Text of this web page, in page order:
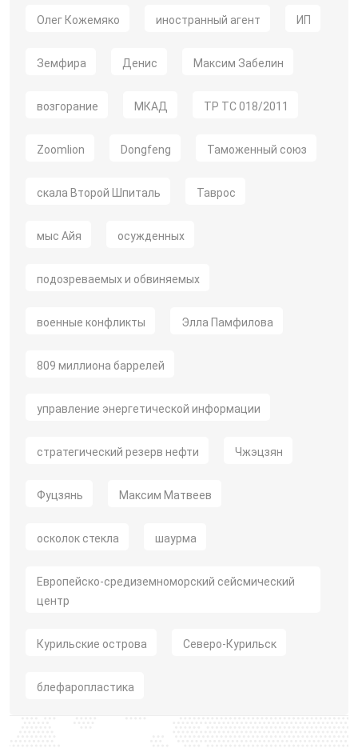
Олег Кожемяко иностранный агент ИП
Земфира Денис Максим Забелин
возгорание МКАД ТР ТС 018/2011
Zoomlion Dongfeng Таможенный союз
скала Второй Шпиталь Таврос
мыс Айя осужденных
подозреваемых и обвиняемых
военные конфликты Элла Памфилова
809 миллиона баррелей
управление энергетической информации
стратегический резерв нефти Чжэцзян
Фуцзянь Максим Матвеев
осколок стекла шаурма
Европейско-средиземноморский сейсмический
центр
Курильские острова Северо-Курильск
блефаропластика